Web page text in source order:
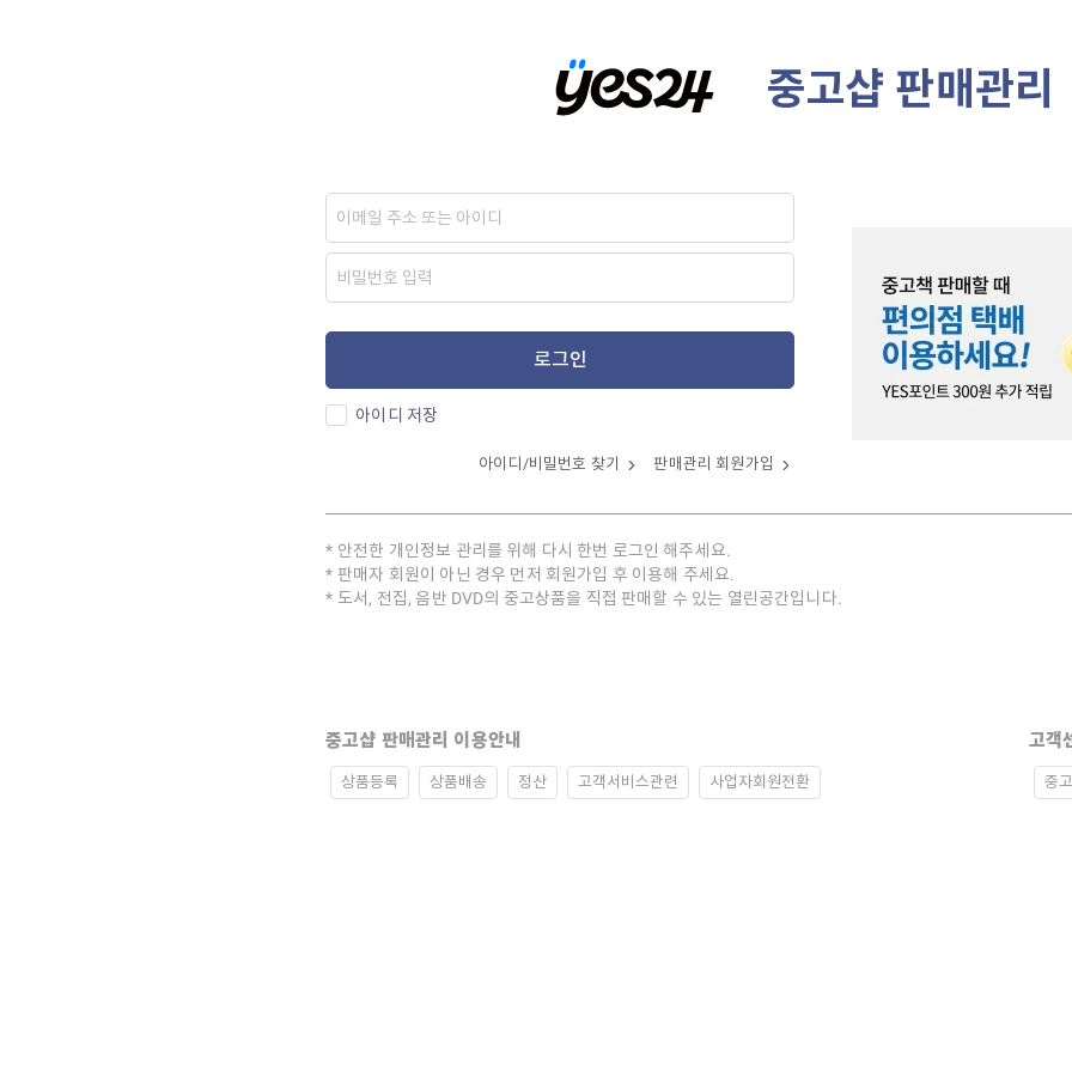
중고샵 판매관리
로그인
아이디 저장
아이디/비밀번호 찾기 판매관리 회원가입
안전한 개인정보 관리를 위해 다시 한번 로그인 해주세요.
판매자 회원이 아닌 경우 먼저 회원가입 후 이용해 주세요.
도서, 전집, 음반 DVD의 중고상품을 직접 판매할 수 있는 열린공간입니다.
중고샵 판매관리 이용안내
상품등록 상품배송 정산 고객서비스관련 사업자회원전환
고객
중